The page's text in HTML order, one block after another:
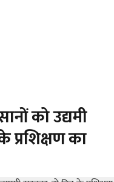
को उद्यमी
प्रशिक्षण का